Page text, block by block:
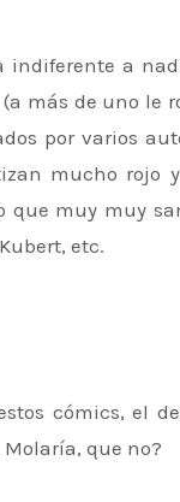
más de uno le
por varios
mucho rojo
que muy muy
etc.
cómics, el
que no?